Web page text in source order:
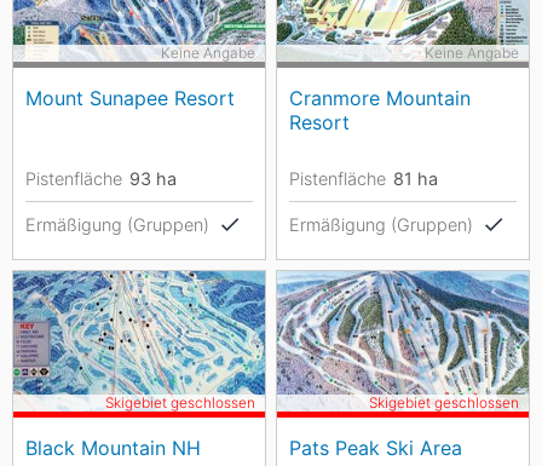
Mount Sunapee Resort
Keine Angabe
Pistenfläche 93 ha
Ermäßigung (Gruppen)
Cranmore Mountain
Resort
Keine Angabe
Pistenfläche 81 ha
Ermäßigung (Gruppen)
Black Mountain NH
Skigebiet geschlossen
Pats Peak Ski Area
Skigebiet geschlossen